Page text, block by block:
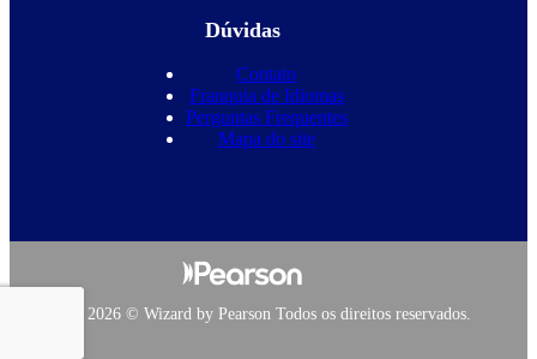
Dúvidas
Contato
Franquia de Idiomas
Perguntas Frequentes
Mapa do site
Copyright 2026 © Wizard by Pearson Todos os direitos reservados.